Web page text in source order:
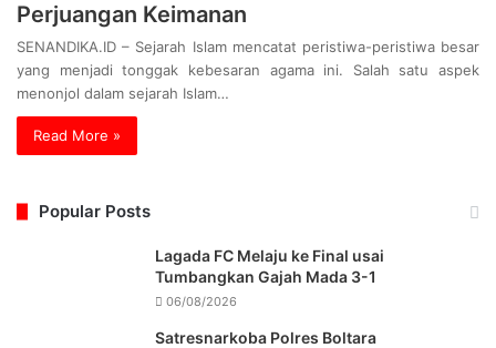
Perjuangan Keimanan
SENANDIKA.ID – Sejarah Islam mencatat peristiwa-peristiwa besar
yang menjadi tonggak kebesaran agama ini. Salah satu aspek
menonjol dalam sejarah Islam…
Read More »
Popular Posts
Lagada FC Melaju ke Final usai
Tumbangkan Gajah Mada 3-1
06/08/2026
Satresnarkoba Polres Boltara